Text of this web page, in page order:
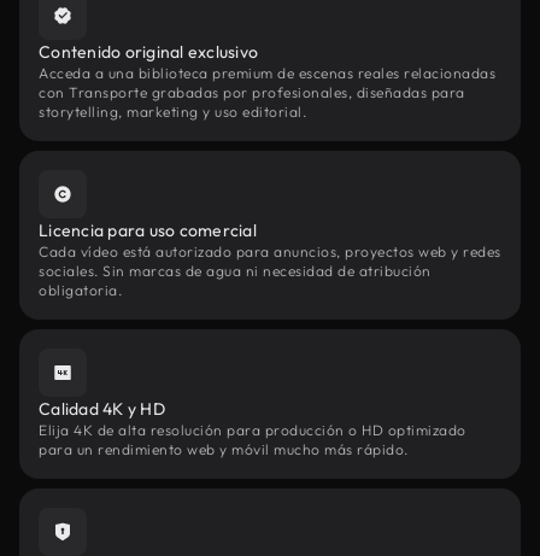
Contenido original exclusivo
Acceda a una biblioteca premium de escenas reales relacionadas
con Transporte grabadas por profesionales, diseñadas para
storytelling, marketing y uso editorial.
Licencia para uso comercial
Cada vídeo está autorizado para anuncios, proyectos web y redes
sociales. Sin marcas de agua ni necesidad de atribución
obligatoria.
Calidad 4K y HD
Elija 4K de alta resolución para producción o HD optimizado
para un rendimiento web y móvil mucho más rápido.